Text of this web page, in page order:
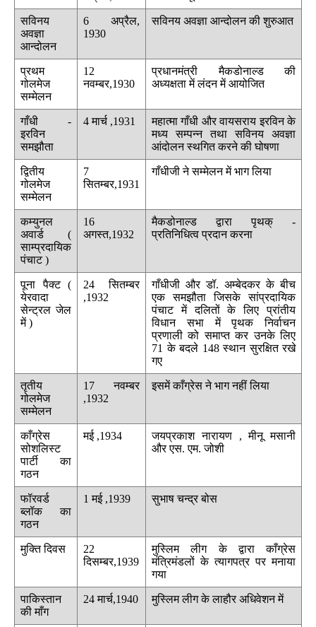
सविनय
अवज्ञा
आन्दोलन
6 अप्रैल,
1930
सविनय अवज्ञा आन्दोलन की शुरुआत
प्रथम
गोलमेज
सम्मेलन
12
नवम्बर,1930
प्रधानमंत्री मैकडोनाल्ड की
अध्यक्षता में लंदन में आयोजित
गाँधी -
इरविन
समझौता
4 मार्च ,1931
महात्मा गाँधी और वायसराय इरविन के
मध्य सम्पन्न तथा सविनय अवज्ञा
आंदोलन स्थगित करने की घोषणा
द्वितीय
गोलमेज
सम्मेलन
7
सितम्बर,1931
गाँधीजी ने सम्मेलन में भाग लिया
कम्युनल
अवार्ड (
साम्प्रदायिक
पंचाट )
16
अगस्त,1932
मैकडोनाल्ड द्वारा पृथक् -
प्रतिनिधित्व प्रदान करना
पूना पैक्ट (
येरवादा
सेन्ट्रल जेल
में )
24 सितम्बर
,1932
गाँधीजी और डॉ. अम्बेदकर के बीच
एक समझौता जिसके सांप्रदायिक
पंचाट में दलितों के लिए प्रांतीय
विधान सभा में पृथक निर्वाचन
प्रणाली को समाप्त कर उनके लिए
71 के बदले 148 स्थान सुरक्षित रखे
गए
तृतीय
गोलमेज
सम्मेलन
17 नवम्बर
,1932
इसमें काँग्रेस ने भाग नहीं लिया
काँग्रेस
सोशलिस्ट
पार्टी का
गठन
मई ,1934
जयप्रकाश नारायण , मीनू मसानी
और एस. एम. जोशी
फॉरवर्ड
ब्लॉक का
गठन
1 मई ,1939 सुभाष चन्द्र बोस
मुक्ति दिवस
22
दिसम्बर,1939
मुस्लिम लीग के द्वारा काँग्रेस
मंत्रिमंडलों के त्यागपत्र पर मनाया
गया
पाकिस्तान
की माँग
24 मार्च,1940 मुस्लिम लीग के लाहौर अधिवेशन में